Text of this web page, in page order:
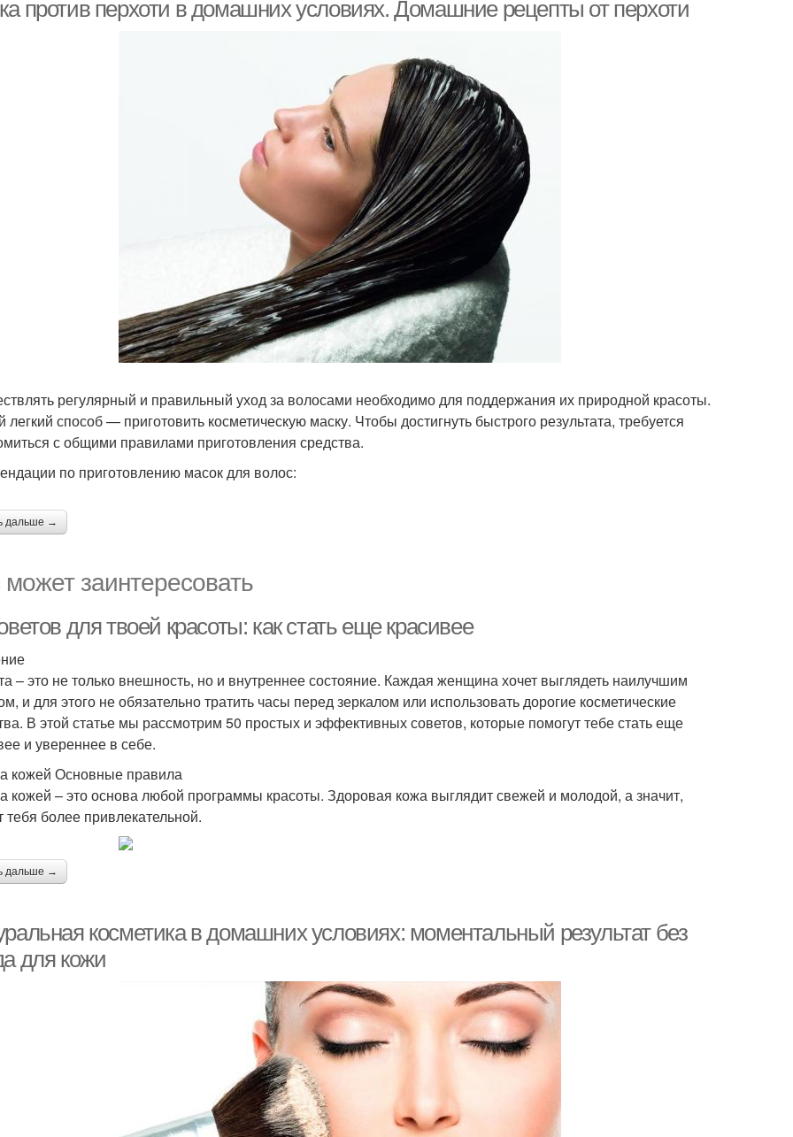
Маска из зелёных яблок
против перхоти в домашних условиях. Домашние рецепты от перхоти
регулярный и правильный уход за волосами необходимо для поддержания их природной красоты.
способ — приготовить косметическую маску. Чтобы достигнуть быстрого результата, требуется
с общими правилами приготовления средства.
по приготовлению масок для волос:
дальше →
заинтересовать
для твоей красоты: как стать еще красивее
– это не только внешность, но и внутреннее состояние. Каждая женщина хочет выглядеть наилучшим
и для этого не обязательно тратить часы перед зеркалом или использовать дорогие косметические
В этой статье мы рассмотрим 50 простых и эффективных советов, которые помогут тебе стать еще
и увереннее в себе.
кожей Основные правила
кожей – это основа любой программы красоты. Здоровая кожа выглядит свежей и молодой, а значит,
тебя более привлекательной.
дальше →
косметика в домашних условиях: моментальный результат без
для кожи